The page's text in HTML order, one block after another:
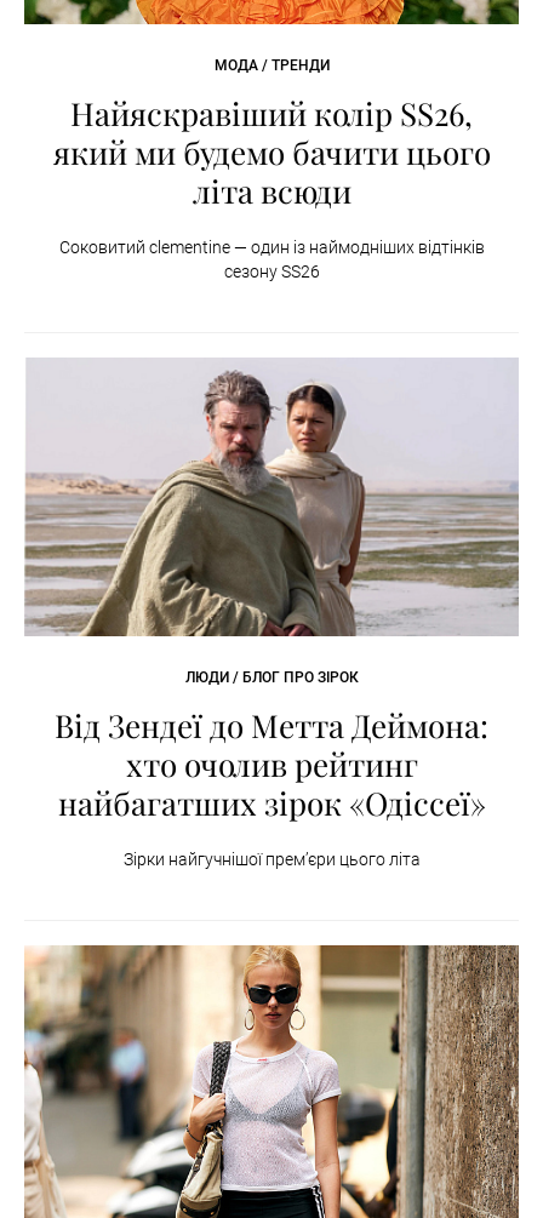
МОДА / ТРЕНДИ
Найяскравіший колір SS26,
який ми будемо бачити цього
літа всюди
Соковитий clementine — один із наймодніших відтінків
сезону SS26
ЛЮДИ / БЛОГ ПРО ЗІРОК
Від Зендеї до Метта Деймона:
хто очолив рейтинг
найбагатших зірок «Одіссеї»
Зірки найгучнішої премʼєри цього літа